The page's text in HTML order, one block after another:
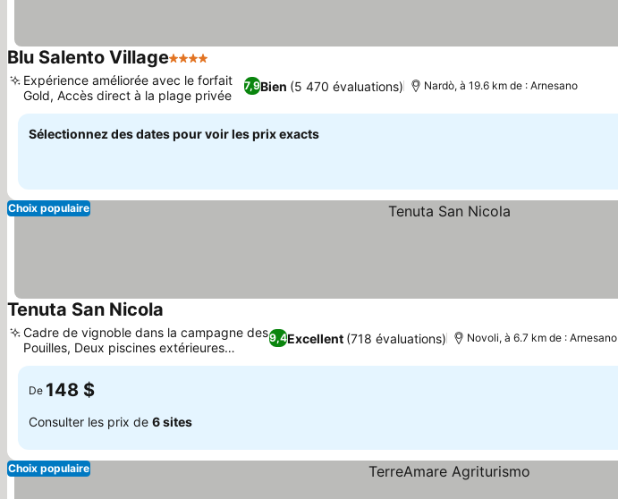
Blu Salento Village4 Étoiles
7,9Bien (5 470 évaluations)
Expérience améliorée avec le forfait
Gold, Accès direct à la plage privée
Nardò, à 19.6 km de : Arnesano
Sélectionnez des dates pour voir les prix exacts
Choix populaire
Tenuta San Nicola
9,4Excellent (718 évaluations)
Cadre de vignoble dans la campagne des
Pouilles, Deux piscines extérieures
différentes
Novoli, à 6.7 km de : Arnesano
De 148 $
Consulter les prix de 6 sites
Choix populaire